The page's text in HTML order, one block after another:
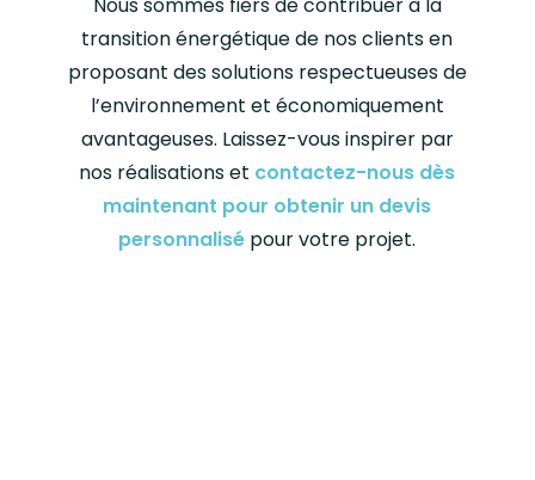
transition énergétique de nos clients en
proposant des solutions respectueuses de
l’environnement et économiquement
avantageuses. Laissez-vous inspirer par
nos réalisations et contactez-nous dès
maintenant pour obtenir un devis
personnalisé pour votre projet.